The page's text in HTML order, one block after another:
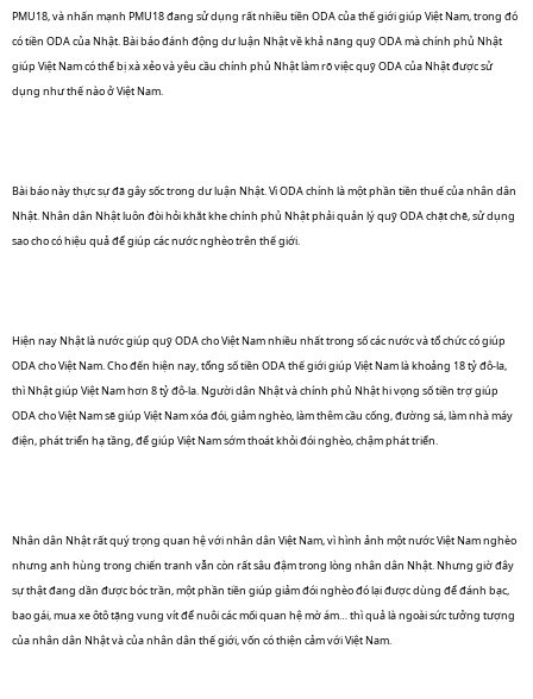
PMU18, và nhấn mạnh PMU18 đang sử dụng rất nhiều tiền ODA của thế giới giúp Việt Nam, trong đó
có tiền ODA của Nhật. Bài báo đánh động dư luận Nhật về khả năng quỹ ODA mà chính phủ Nhật
giúp Việt Nam có thể bị xà xẻo và yêu cầu chính phủ Nhật làm rõ việc quỹ ODA của Nhật được sử
dụng như thế nào ở Việt Nam.
Bài báo này thực sự đã gây sốc trong dư luận Nhật. Vì ODA chính là một phần tiền thuế của nhân dân
Nhật. Nhân dân Nhật luôn đòi hỏi khắt khe chính phủ Nhật phải quản lý quỹ ODA chặt chẽ, sử dụng
sao cho có hiệu quả để giúp các nước nghèo trên thế giới.
Hiện nay Nhật là nước giúp quỹ ODA cho Việt Nam nhiều nhất trong số các nước và tổ chức có giúp
ODA cho Việt Nam. Cho đến hiện nay, tổng số tiền ODA thế giới giúp Việt Nam là khoảng 18 tỷ đô-la,
thì Nhật giúp Việt Nam hơn 8 tỷ đô-la. Người dân Nhật và chính phủ Nhật hi vọng số tiền trợ giúp
ODA cho Việt Nam sẽ giúp Việt Nam xóa đói, giảm nghèo, làm thêm cầu cống, đường sá, làm nhà máy
điện, phát triển hạ tầng, để giúp Việt Nam sớm thoát khỏi đói nghèo, chậm phát triển.
Nhân dân Nhật rất quý trọng quan hệ với nhân dân Việt Nam, vì hình ảnh một nước Việt Nam nghèo
nhưng anh hùng trong chiến tranh vẫn còn rất sâu đậm trong lòng nhân dân Nhật. Nhưng giờ đây
sự thật đang dần được bóc trần, một phần tiền giúp giảm đói nghèo đó lại được dùng để đánh bạc,
bao gái, mua xe ôtô tặng vung vít để nuôi các mối quan hệ mờ ám… thì quả là ngoài sức tưởng tượng
của nhân dân Nhật và của nhân dân thế giới, vốn có thiện cảm với Việt Nam.